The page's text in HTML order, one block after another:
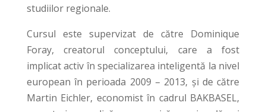
studiilor regionale.
Cursul este supervizat de către Dominique
Foray, creatorul conceptului, care a fost
implicat activ în specializarea inteligentă la nivel
european în perioada 2009 – 2013, și de către
Martin Eichler, economist în cadrul BAKBASEL,